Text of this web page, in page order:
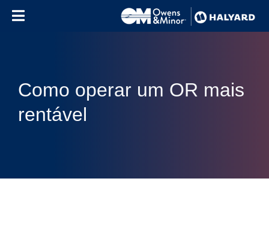
Como operar um OR mais
rentável